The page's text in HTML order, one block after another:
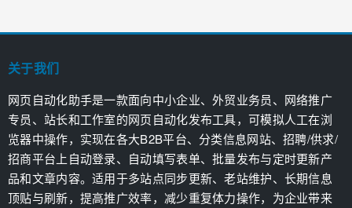
关于我们
网页自动化助手是一款面向中小企业、外贸业务员、网络推广
专员、站长和工作室的网页自动化发布工具，可模拟人工在浏
览器中操作，实现在各大B2B平台、分类信息网站、招聘/供求/
招商平台上自动登录、自动填写表单、批量发布与定时更新产
品和文章内容。适用于多站点同步更新、老站维护、长期信息
顶贴与刷新，提高推广效率，减少重复体力操作，为企业带来